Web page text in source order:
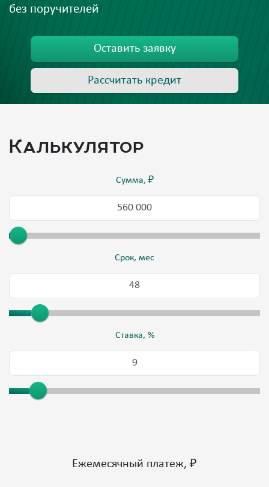
без поручителей
Оставить заявку
Рассчитать кредит
Калькулятор
Сумма, ₽
Срок, мес
Ставка, %
Ежемесячный платеж, ₽